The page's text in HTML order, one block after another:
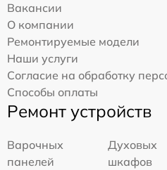
Вакансии
О компании
Ремонтируемые модели
Наши услуги
Согласие на обработку
Способы оплаты
Ремонт устройств
Варочных
панелей
Духовых
шкафов